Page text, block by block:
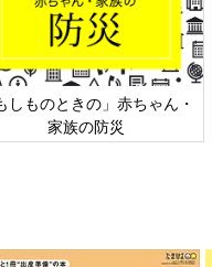
つけたコンパクトハンデ
クトで持ち運びしやす
いしたのだそう。 こち
クーラー
しものときの」赤ちゃん・
家族の防災